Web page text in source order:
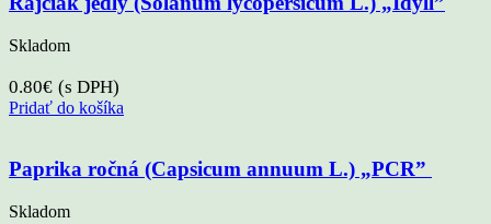
Skladom
0.80€ (s DPH)
Pridať do košíka
Paprika ročná (Capsicum annuum L.) „PCR”
Skladom